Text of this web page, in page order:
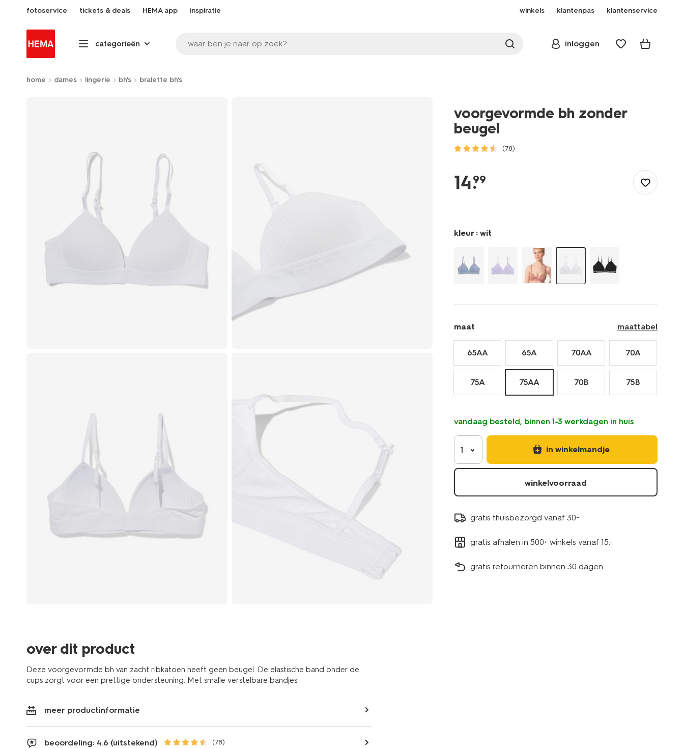
fotoservice tickets & deals HEMA app inspiratie winkels klantenpas klantenservice
categorieën waar ben je naar op zoek? inloggen
home dames lingerie bh's bralette bh's
over dit product
Deze voorgevormde bh van zacht ribkatoen heeft geen beugel. De elastische band onder de
cups zorgt voor een prettige ondersteuning. Met smalle verstelbare bandjes.
meer productinformatie
beoordeling: 4.6 (uitstekend) (78)
voorgevormde bh zonder
beugel
(78)
bh-
14.
99
kleur : wit
maat maattabel
65AA 65A 70AA 70A
75A 75AA 70B 75B
vandaag besteld, binnen 1-3 werkdagen in huis
1 in winkelmandje
winkelvoorraad
gratis thuisbezorgd vanaf 30.-
gratis afhalen in 500+ winkels vanaf 15.-
gratis retourneren binnen 30 dagen